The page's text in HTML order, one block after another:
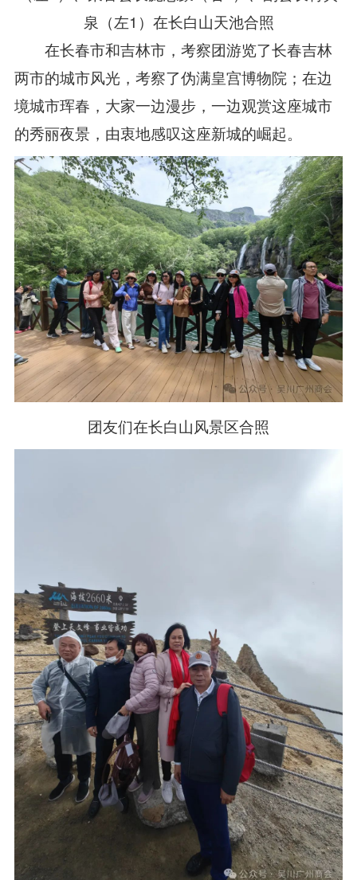
泉（左1）在长白山天池合照
在长春市和吉林市，考察团游览了长春吉林
两市的城市风光，考察了伪满皇宫博物院； 在边
境城市珲春，大家一边漫步，一边观赏这座城市
的秀丽夜景，由衷地感叹这座新城的崛起。
团友们在长白山风景区合照